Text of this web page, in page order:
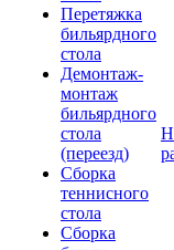
Перетяжка
бильярдного
стола
Демонтаж-
монтаж
бильярдного
стола
(переезд)
Сборка
теннисного
стола
Сборка